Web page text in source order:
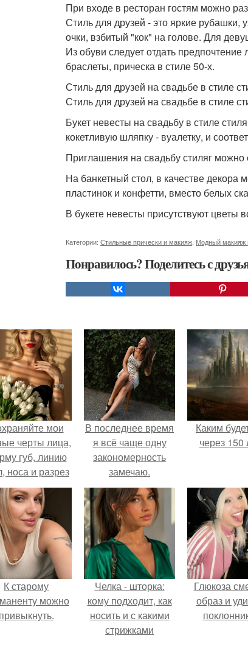
При входе в ресторан гостям можно
Стиль для друзей - это яркие рубашки,
очки, взбитый "кок" на голове. Для
Из обуви следует отдать
браслеты, прическа в стиле 50-х.
Стиль для друзей на свадьбе в стиле
Стиль для друзей на свадьбе в стиле
Букет невесты на свадьбу в стиле
кокетливую шляпку - вуалетку, и
Приглашения на свадьбу стиляг
На банкетный стол, в качестве декора
пластинок и конфетти, вместо белых
В букете невесты присутствуют цветы
Категории: Стильные прически и макияж Модный макияж
Понравилось? Поделитесь с
мои
черты лица,
губ, линию
носа и разрез
глаз.
В последнее время
я всё чаще одну
закономерность
замечаю.
Каким
через 150
К старому
можно
привыкнуть.
Челка - шторка:
кому подходит, как
носить и с какими
стрижками
Глюкоза
образ и